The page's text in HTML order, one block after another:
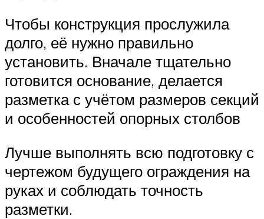
Чтобы конструкция прослужила
долго, её нужно правильно
установить. Вначале тщательно
готовится основание, делается
разметка с учётом размеров секций
и особенностей опорных столбов
Лучше выполнять всю подготовку с
чертежом будущего ограждения на
руках и соблюдать точность
разметки.